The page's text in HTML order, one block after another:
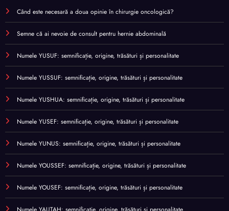
Când este necesară a doua opinie în chirurgie oncologică?
Semne că ai nevoie de consult pentru hernie abdominală
Numele YUSUF: semnificație, origine, trăsături și personalitate
Numele YUSSUF: semnificație, origine, trăsături și personalitate
Numele YUSHUA: semnificație, origine, trăsături și personalitate
Numele YUSEF: semnificație, origine, trăsături și personalitate
Numele YUNUS: semnificație, origine, trăsături și personalitate
Numele YOUSSEF: semnificație, origine, trăsături și personalitate
Numele YOUSEF: semnificație, origine, trăsături și personalitate